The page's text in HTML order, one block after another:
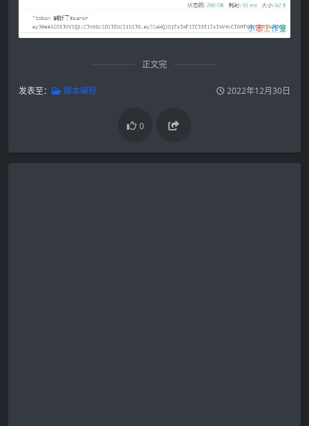
正文完
发表至： 脚本编程 2022年12月30日
0